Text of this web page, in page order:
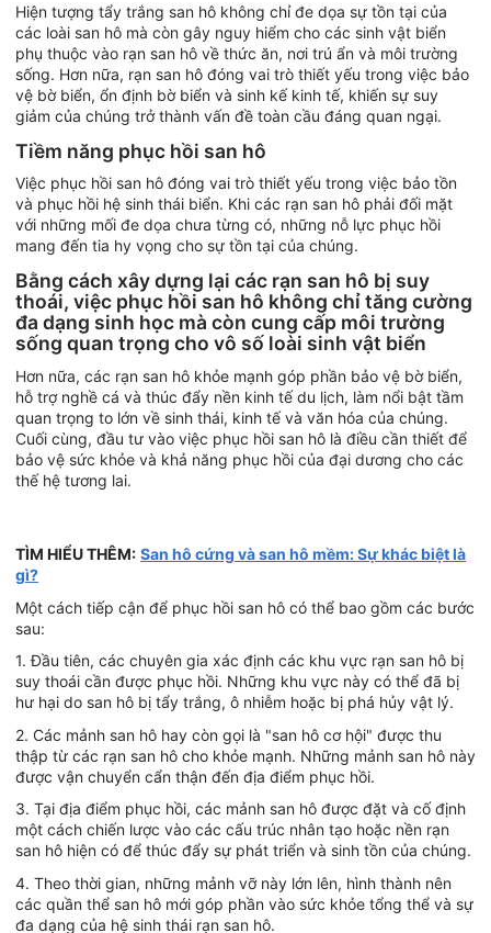
Hiện tượng tẩy trắng san hô không chỉ đe dọa sự tồn tại của
các loài san hô mà còn gây nguy hiểm cho các sinh vật biển
phụ thuộc vào rạn san hô về thức ăn, nơi trú ẩn và môi trường
sống. Hơn nữa, rạn san hô đóng vai trò thiết yếu trong việc bảo
vệ bờ biển, ổn định bờ biển và sinh kế kinh tế, khiến sự suy
giảm của chúng trở thành vấn đề toàn cầu đáng quan ngại.
Tiềm năng phục hồi san hô
Việc phục hồi san hô đóng vai trò thiết yếu trong việc bảo tồn
và phục hồi hệ sinh thái biển. Khi các rạn san hô phải đối mặt
với những mối đe dọa chưa từng có, những nỗ lực phục hồi
mang đến tia hy vọng cho sự tồn tại của chúng.
Bằng cách xây dựng lại các rạn san hô bị suy
thoái, việc phục hồi san hô không chỉ tăng cường
đa dạng sinh học mà còn cung cấp môi trường
sống quan trọng cho vô số loài sinh vật biển
Hơn nữa, các rạn san hô khỏe mạnh góp phần bảo vệ bờ biển,
hỗ trợ nghề cá và thúc đẩy nền kinh tế du lịch, làm nổi bật tầm
quan trọng to lớn về sinh thái, kinh tế và văn hóa của chúng.
Cuối cùng, đầu tư vào việc phục hồi san hô là điều cần thiết để
bảo vệ sức khỏe và khả năng phục hồi của đại dương cho các
thế hệ tương lai.
TÌM HIỂU THÊM: San hô cứng và san hô mềm: Sự khác biệt là
gì?
Một cách tiếp cận để phục hồi san hô có thể bao gồm các bước
sau:
1. Đầu tiên, các chuyên gia xác định các khu vực rạn san hô bị
suy thoái cần được phục hồi. Những khu vực này có thể đã bị
hư hại do san hô bị tẩy trắng, ô nhiễm hoặc bị phá hủy vật lý.
2. Các mảnh san hô hay còn gọi là "san hô cơ hội" được thu
thập từ các rạn san hô cho khỏe mạnh. Những mảnh san hô này
được vận chuyển cẩn thận đến địa điểm phục hồi.
3. Tại địa điểm phục hồi, các mảnh san hô được đặt và cố định
một cách chiến lược vào các cấu trúc nhân tạo hoặc nền rạn
san hô hiện có để thúc đẩy sự phát triển và sinh tồn của chúng.
4. Theo thời gian, những mảnh vỡ này lớn lên, hình thành nên
các quần thể san hô mới góp phần vào sức khỏe tổng thể và sự
đa dạng của hệ sinh thái rạn san hô.